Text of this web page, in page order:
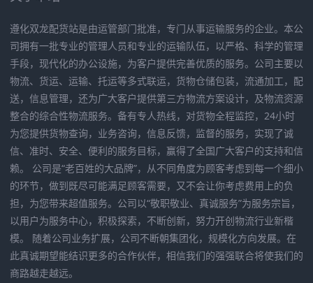
遵化双龙配货站是由运管部门批准，专门从事运输服务的企业。本公
司拥有一批专业的管理人员和专业的运输队伍，以严格、科学的管理
手段，现代化的办公设施，为客户提供完善优质的服务。公司主要以
物流、货运、运输、托运等多式联运，货物仓储包装，流通加工，配
送，信息管理，还为广大客户提供第三方物流方案设计，及物流资源
整合的综合性物流服务。备有专人热线，对货物全程监控，24小时
为您提供货物查询，业务咨询，信息反馈，监督的服务，实现了诚
信、准时、安全、便利的服务目标，赢得了全国广大客户的支持和信
赖。 公司是“老百姓的大品牌”，从不同角度为顾客考虑到每一个细小
的环节，做到既尽可能满足顾客需要，又不会让你考虑费用上的负
担，为您带来超值服务。公司以“敬职敬业、真诚服务”为服务宗旨，
以用户为服务中心，积极探索，不断创新，努力开创物流行业新楷
模。 随着公司业务扩展，公司不断朝集团化，规模化方向发展。在
此真诚期望能结识更多的合作伙伴，相信我们的强强联合将使我们的
商路越走越远。